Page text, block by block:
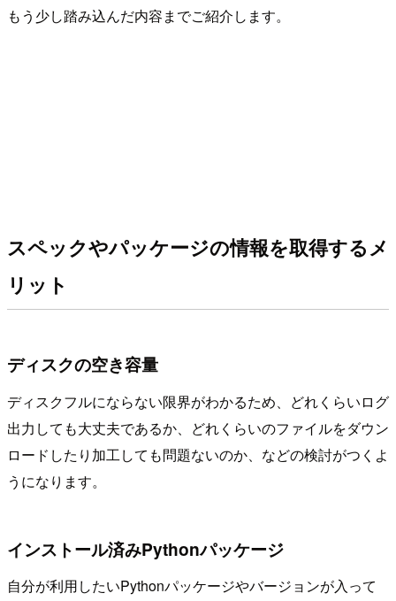
もう少し踏み込んだ内容までご紹介します。
スペックやパッケージの情報を取得するメ
リット
ディスクの空き容量
ディスクフルにならない限界がわかるため、どれくらいログ
出力しても大丈夫であるか、どれくらいのファイルをダウン
ロードしたり加工しても問題ないのか、などの検討がつくよ
うになります。
インストール済みPythonパッケージ
自分が利用したいPythonパッケージやバージョンが入って